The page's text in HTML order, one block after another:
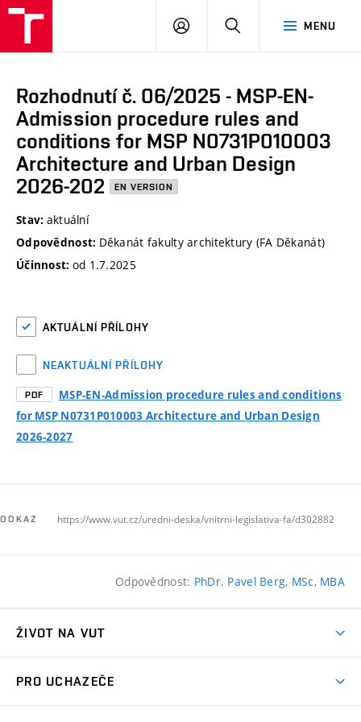
MENU
PŘIHLÁSIT
Rozhodnutí č. 06/2025 - MSP-EN-
Admission procedure rules and
conditions for MSP N0731P010003
Architecture and Urban Design
2026-202
EN VERSION
Stav: aktuální
Odpovědnost: Děkanát fakulty architektury (FA Děkanát)
Účinnost: od 1.7.2025
AKTUÁLNÍ PŘÍLOHY
NEAKTUÁLNÍ PŘÍLOHY
PDF
MSP-EN-Admission procedure rules and conditions
for MSP N0731P010003 Architecture and Urban Design
2026-2027
ODKAZ https://www.vut.cz/uredni-deska/vnitrni-legislativa-fa/d302882
Odpovědnost: PhDr. Pavel Berg, MSc, MBA
ŽIVOT NA VUT
PRO UCHAZEČE